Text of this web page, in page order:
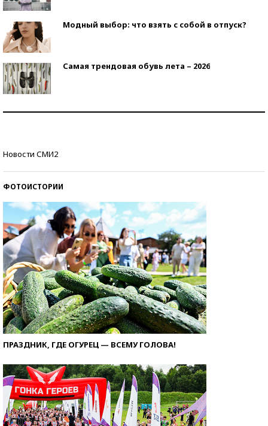
Модный выбор: что взять с собой в отпуск?
Самая трендовая обувь лета – 2026
Новости СМИ2
ФОТОИСТОРИИ
ПРАЗДНИК, ГДЕ ОГУРЕЦ — ВСЕМУ ГОЛОВА!